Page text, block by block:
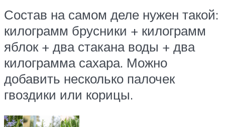
Состав на самом деле нужен такой:
килограмм брусники + килограмм
яблок + два стакана воды + два
килограмма сахара. Можно
добавить несколько палочек
гвоздики или корицы.